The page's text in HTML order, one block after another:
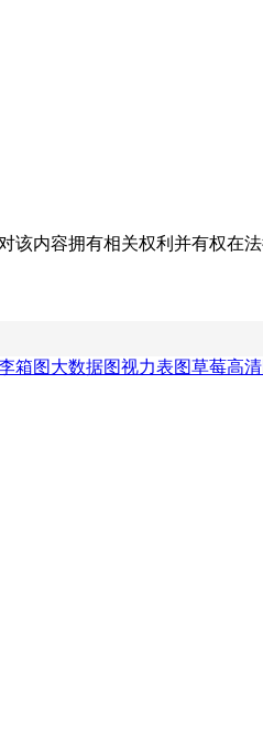
该内容拥有相关权利并有权在
箱图大数据图视力表图草莓高